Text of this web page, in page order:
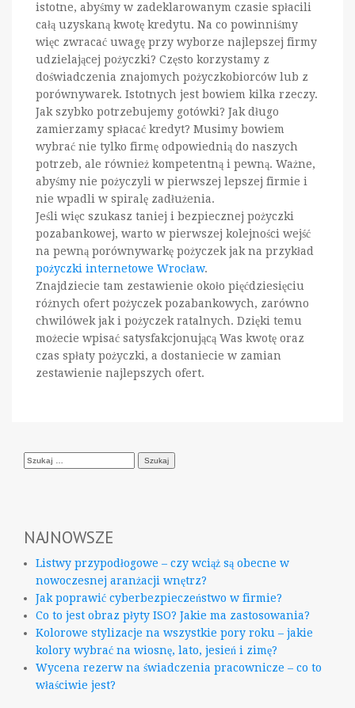
istotne, abyśmy w zadeklarowanym czasie spłacili
całą uzyskaną kwotę kredytu. Na co powinniśmy
więc zwracać uwagę przy wyborze najlepszej firmy
udzielającej pożyczki? Często korzystamy z
doświadczenia znajomych pożyczkobiorców lub z
porównywarek. Istotnych jest bowiem kilka rzeczy.
Jak szybko potrzebujemy gotówki? Jak długo
zamierzamy spłacać kredyt? Musimy bowiem
wybrać nie tylko firmę odpowiednią do naszych
potrzeb, ale również kompetentną i pewną. Ważne,
abyśmy nie pożyczyli w pierwszej lepszej firmie i
nie wpadli w spiralę zadłużenia.
Jeśli więc szukasz taniej i bezpiecznej pożyczki
pozabankowej, warto w pierwszej kolejności wejść
na pewną porównywarkę pożyczek jak na przykład
pożyczki internetowe Wrocław.
Znajdziecie tam zestawienie około pięćdziesięciu
różnych ofert pożyczek pozabankowych, zarówno
chwilówek jak i pożyczek ratalnych. Dzięki temu
możecie wpisać satysfakcjonującą Was kwotę oraz
czas spłaty pożyczki, a dostaniecie w zamian
zestawienie najlepszych ofert.
Szukaj:
NAJNOWSZE
Listwy przypodłogowe – czy wciąż są obecne w
nowoczesnej aranżacji wnętrz?
Jak poprawić cyberbezpieczeństwo w firmie?
Co to jest obraz płyty ISO? Jakie ma zastosowania?
Kolorowe stylizacje na wszystkie pory roku – jakie
kolory wybrać na wiosnę, lato, jesień i zimę?
Wycena rezerw na świadczenia pracownicze – co to
właściwie jest?